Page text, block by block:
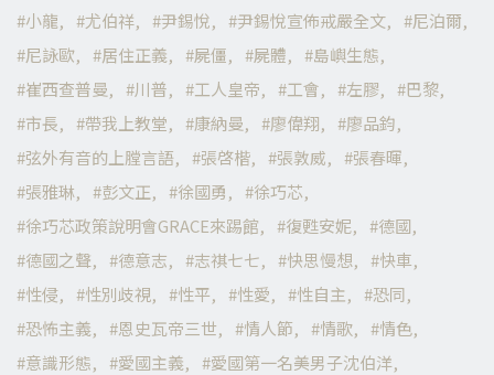
小龍
尤伯祥 尹錫悅 尹錫悅宣佈戒嚴全文
尼泊爾
尼詠歐
居住正義 屍僵 屍體
島嶼生態
崔西查普曼
川普 工人皇帝 工會 左膠
巴黎
市長
帶我上教堂 康納曼 廖偉翔
廖品鈞
弦外有音的上膛言語
張啓楷 張敦威
張春暉
張雅琳
彭文正 徐國勇
徐巧芯
徐巧芯政策說明會GRACE來踢館
復甦安妮
德國
德國之聲
德意志 志祺七七 快思慢想
快車
性侵
性別歧視 性平 性愛 性自主
恐同
恐怖主義
恩史瓦帝三世 情人節 情歌
情色
意識形態
愛國主義
愛國第一名美男子沈伯洋